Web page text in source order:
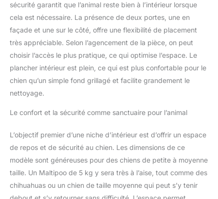
sécurité garantit que l’animal reste bien à l’intérieur lorsque
cela est nécessaire. La présence de deux portes, une en
façade et une sur le côté, offre une flexibilité de placement
très appréciable. Selon l’agencement de la pièce, on peut
choisir l’accès le plus pratique, ce qui optimise l’espace. Le
plancher intérieur est plein, ce qui est plus confortable pour le
chien qu’un simple fond grillagé et facilite grandement le
nettoyage.
Le confort et la sécurité comme sanctuaire pour l’animal
L’objectif premier d’une niche d’intérieur est d’offrir un espace
de repos et de sécurité au chien. Les dimensions de ce
modèle sont généreuses pour des chiens de petite à moyenne
taille. Un Maltipoo de 5 kg y sera très à l’aise, tout comme des
chihuahuas ou un chien de taille moyenne qui peut s’y tenir